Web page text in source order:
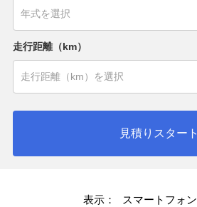
走行距離（km）
見積りスタート
表示： スマートフォン